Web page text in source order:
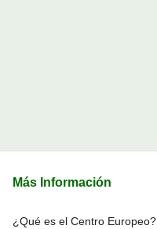
Más Información
¿Qué es el Centro Europeo?